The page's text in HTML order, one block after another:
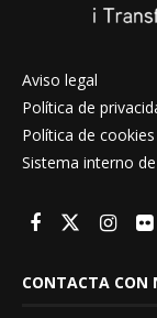
Aviso legal
Política de
Política de cookies
Sistema interno
CONTACTA CON